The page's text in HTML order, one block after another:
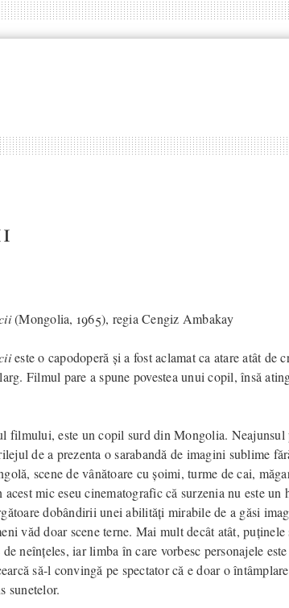
(Mongolia, 1965), regia Cengiz Ambakay
este o capodoperă și a fost aclamat ca atare atât de
Filmul pare a spune povestea unui copil, însă
filmului, este un copil surd din Mongolia. Neajunsul
de a prezenta o sarabandă de imagini sublime
scene de vânătoare cu șoimi, turme de cai,
mic eseu cinematografic că surzenia nu este un
dobândirii unei abilități mirabile de a găsi
văd doar scene terne. Mai mult decât atât, puținele
neînțeles, iar limba în care vorbesc personajele
să-l convingă pe spectator că e doar o
sunetelor.